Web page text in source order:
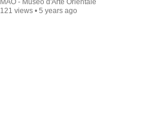
121 views • 5 years ago